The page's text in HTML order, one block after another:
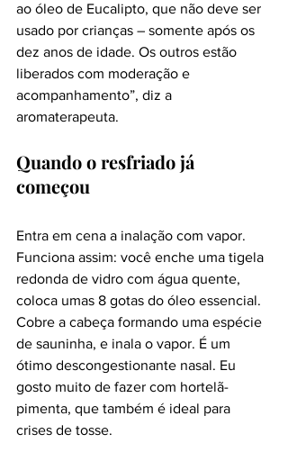
ao óleo de Eucalipto, que não deve ser
usado por crianças – somente após os
dez anos de idade. Os outros estão
liberados com moderação e
acompanhamento”, diz a
aromaterapeuta.
Quando o resfriado já
começou
Entra em cena a inalação com vapor.
Funciona assim: você enche uma tigela
redonda de vidro com água quente,
coloca umas 8 gotas do óleo essencial.
Cobre a cabeça formando uma espécie
de sauninha, e inala o vapor. É um
ótimo descongestionante nasal. Eu
gosto muito de fazer com hortelã-
pimenta, que também é ideal para
crises de tosse.